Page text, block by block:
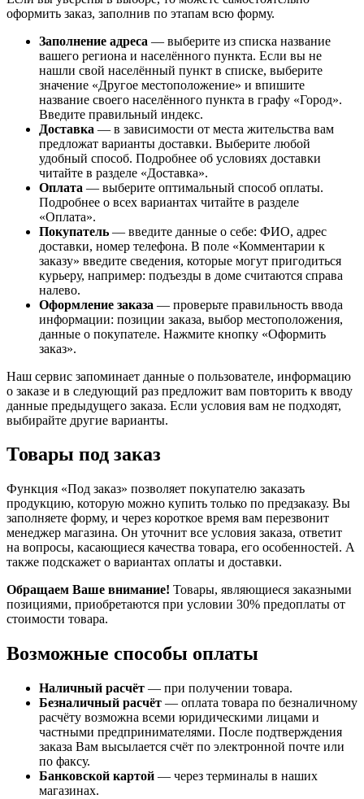
оформить заказ, заполнив по этапам всю форму.
Заполнение адреса — выберите из списка название
вашего региона и населённого пункта. Если вы не
нашли свой населённый пункт в списке, выберите
значение «Другое местоположение» и впишите
название своего населённого пункта в графу «Город».
Введите правильный индекс.
Доставка — в зависимости от места жительства вам
предложат варианты доставки. Выберите любой
удобный способ. Подробнее об условиях доставки
читайте в разделе «Доставка».
Оплата — выберите оптимальный способ оплаты.
Подробнее о всех вариантах читайте в разделе
«Оплата».
Покупатель — введите данные о себе: ФИО, адрес
доставки, номер телефона. В поле «Комментарии к
заказу» введите сведения, которые могут пригодиться
курьеру, например: подъезды в доме считаются справа
налево.
Оформление заказа — проверьте правильность ввода
информации: позиции заказа, выбор местоположения,
данные о покупателе. Нажмите кнопку «Оформить
заказ».
Наш сервис запоминает данные о пользователе, информацию
о заказе и в следующий раз предложит вам повторить к вводу
данные предыдущего заказа. Если условия вам не подходят,
выбирайте другие варианты.
Товары под заказ
Функция «Под заказ» позволяет покупателю заказать
продукцию, которую можно купить только по предзаказу. Вы
заполняете форму, и через короткое время вам перезвонит
менеджер магазина. Он уточнит все условия заказа, ответит
на вопросы, касающиеся качества товара, его особенностей. А
также подскажет о вариантах оплаты и доставки.
Обращаем Ваше внимание! Товары, являющиеся заказными
позициями, приобретаются при условии 30% предоплаты от
стоимости товара.
Возможные способы оплаты
Наличный расчёт — при получении товара.
Безналичный расчёт — оплата товара по безналичному
расчёту возможна всеми юридическими лицами и
частными предпринимателями. После подтверждения
заказа Вам высылается счёт по электронной почте или
по факсу.
Банковской картой — через терминалы в наших
магазинах.